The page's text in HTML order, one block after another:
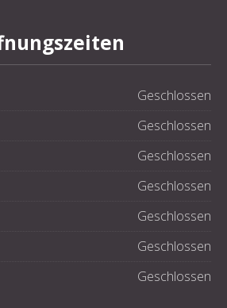
Geschlossen
Geschlossen
Geschlossen
Geschlossen
Geschlossen
Geschlossen
Geschlossen